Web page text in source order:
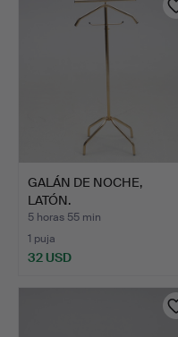
GALÁN DE NOCHE,
LATÓN.
5 horas 55 min
1 puja
32 USD